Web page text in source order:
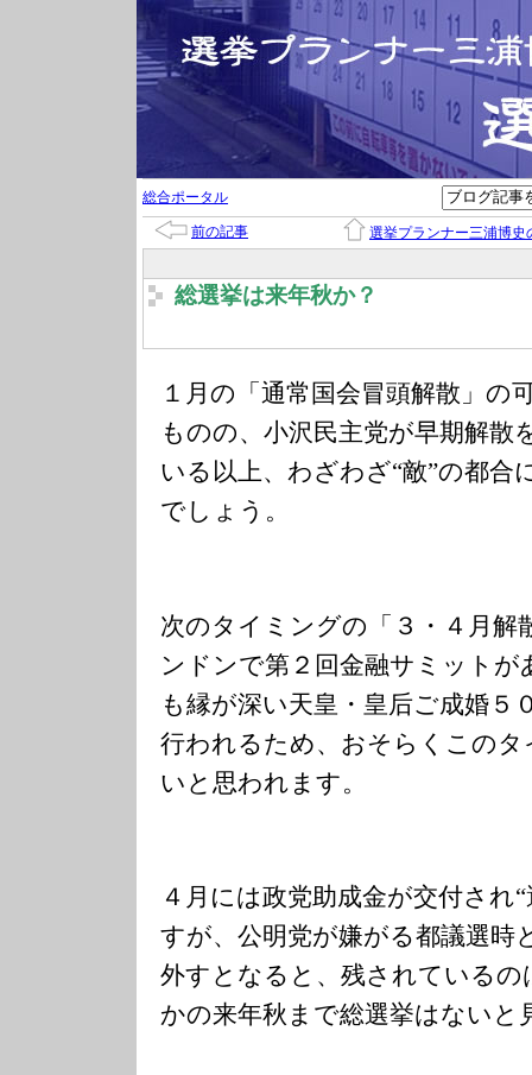
総合ポータル
前の記事 選挙プランナー三浦博史
総選挙は来年秋か？
１月の「通常国会冒頭解散」の
ものの、小沢民主党が早期解散
いる以上、わざわざ“敵”の都合
でしょう。
次のタイミングの「３・４月解
ンドンで第２回金融サミットが
も縁が深い天皇・皇后ご成婚５
行われるため、おそらくこの
いと思われます。
４月には政党助成金が交付され
すが、公明党が嫌がる都議選時
外すとなると、残されているの
かの来年秋まで総選挙はないと